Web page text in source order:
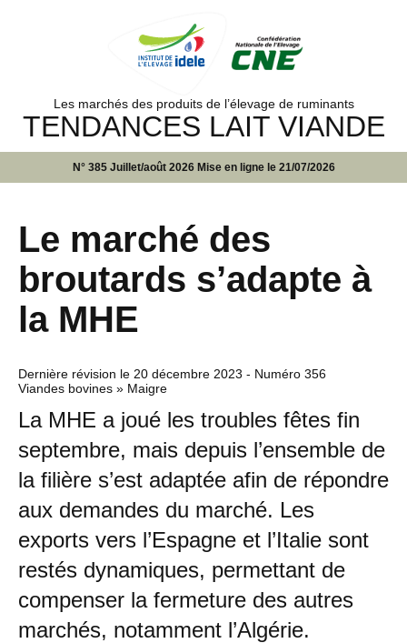
Les marchés des produits de l’élevage de ruminants
TENDANCES LAIT VIANDE
N° 385 Juillet/août 2026 Mise en ligne le 21/07/2026
Le marché des
broutards s’adapte à
la MHE
Dernière révision le 20 décembre 2023 - Numéro 356
Viandes bovines » Maigre
La MHE a joué les troubles fêtes fin
septembre, mais depuis l’ensemble de
la filière s’est adaptée afin de répondre
aux demandes du marché. Les
exports vers l’Espagne et l’Italie sont
restés dynamiques, permettant de
compenser la fermeture des autres
marchés, notamment l’Algérie.